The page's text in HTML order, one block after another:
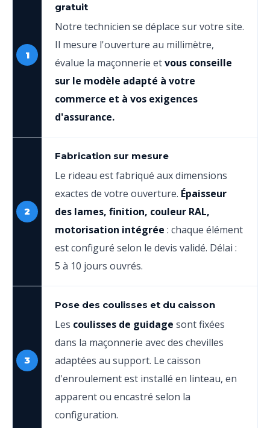
1
gratuit
Notre technicien se déplace sur votre site.
Il mesure l'ouverture au millimètre,
évalue la maçonnerie etvous conseille
sur le modèle adapté à votre
commerce et à vos exigences
d'assurance.
2
Fabrication sur mesure
Le rideau est fabriqué aux dimensions
exactes de votre ouverture. Épaisseur
des lames, finition, couleur RAL,
motorisation intégrée : chaque élément
est configuré selon le devis validé. Délai :
5 à 10 jours ouvrés.
3
Pose des coulisses et du caisson
Les coulisses de guidage sont fixées
dans la maçonnerie avec des chevilles
adaptées au support. Le caisson
d'enroulement est installé en linteau, en
apparent ou encastré selon la
configuration.